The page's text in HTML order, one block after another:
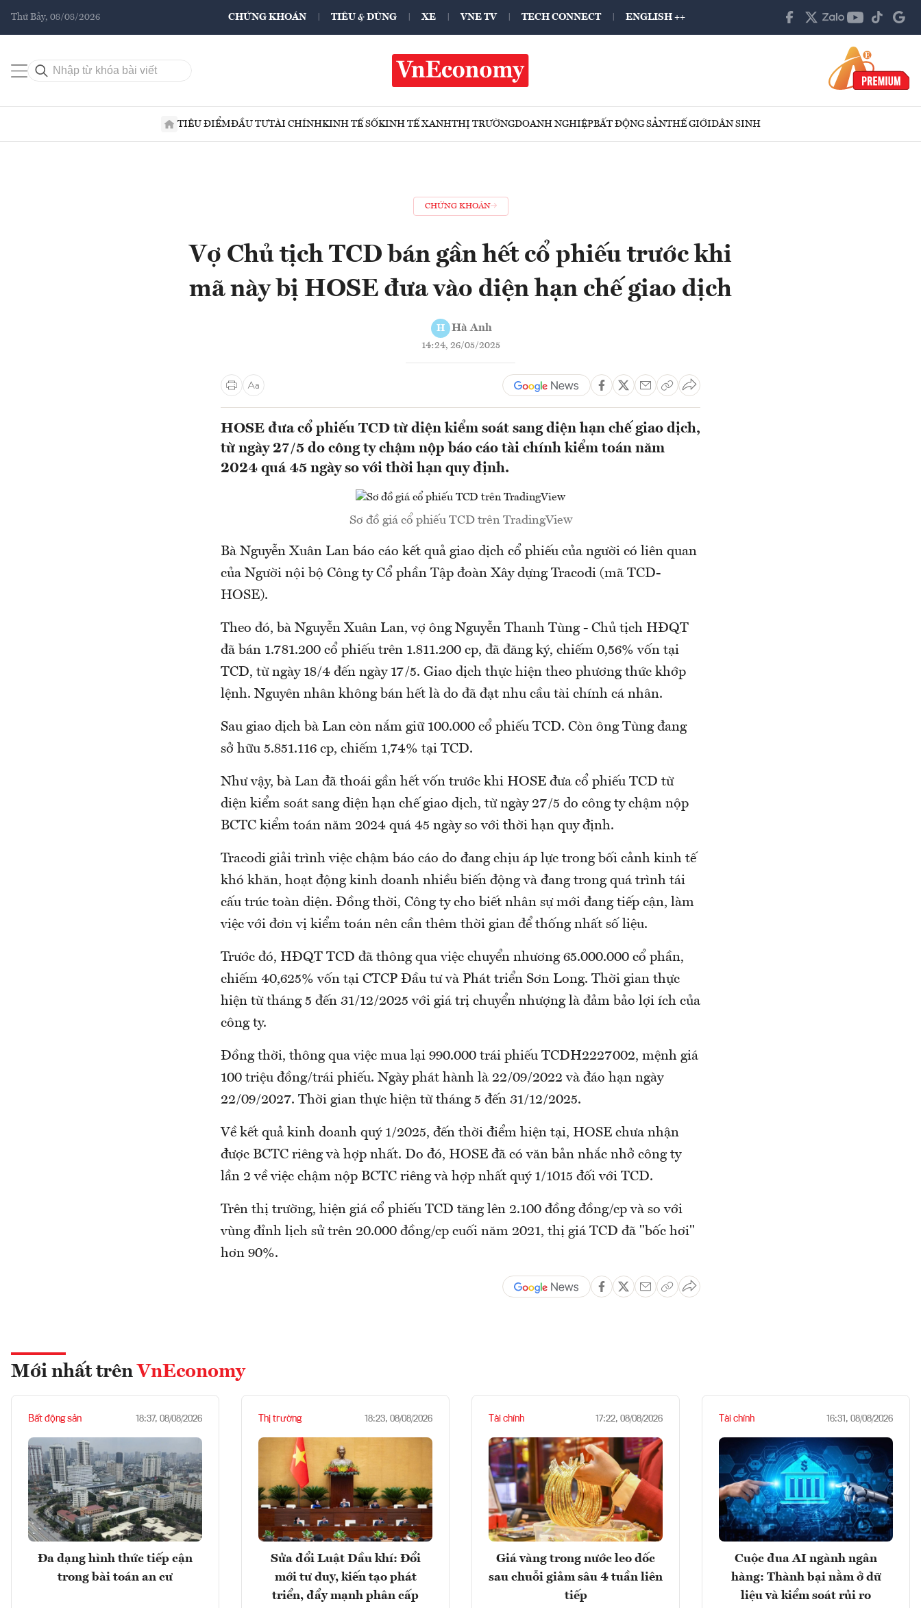
Thứ Bảy, 08/08/2026 CHỨNG KHOÁN TIÊU & DÙNG XE VNE TV TECH CONNECT ENGLISH ++
TIÊU ĐIỂMĐẦU TƯTÀI CHÍNHKINH TẾ SỐKINH TẾ XANHTHỊ TRƯỜNGDOANH NGHIỆPBẤT ĐỘNG SẢNTHẾ GIỚIDÂN SINH
CHỨNG KHOÁN
Vợ Chủ tịch TCD bán gần hết cổ phiếu trước khi
mã này bị HOSE đưa vào diện hạn chế giao dịch
H Hà Anh
14:24, 26/05/2025
HOSE đưa cổ phiếu TCD từ diện kiểm soát sang diện hạn chế giao dịch,
từ ngày 27/5 do công ty chậm nộp báo cáo tài chính kiểm toán năm
2024 quá 45 ngày so với thời hạn quy định.
Sơ đồ giá cổ phiếu TCD trên TradingView
Bà Nguyễn Xuân Lan báo cáo kết quả giao dịch cổ phiếu của người có liên quan
của Người nội bộ Công ty Cổ phần Tập đoàn Xây dựng Tracodi (mã TCD-
HOSE).
Theo đó, bà Nguyễn Xuân Lan, vợ ông Nguyễn Thanh Tùng - Chủ tịch HĐQT
đã bán 1.781.200 cổ phiếu trên 1.811.200 cp, đã đăng ký, chiếm 0,56% vốn tại
TCD, từ ngày 18/4 đến ngày 17/5. Giao dịch thực hiện theo phương thức khớp
lệnh. Nguyên nhân không bán hết là do đã đạt nhu cầu tài chính cá nhân.
Sau giao dịch bà Lan còn nắm giữ 100.000 cổ phiếu TCD. Còn ông Tùng đang
sở hữu 5.851.116 cp, chiếm 1,74% tại TCD.
Như vậy, bà Lan đã thoái gần hết vốn trước khi HOSE đưa cổ phiếu TCD từ
diện kiểm soát sang diện hạn chế giao dịch, từ ngày 27/5 do công ty chậm nộp
BCTC kiểm toán năm 2024 quá 45 ngày so với thời hạn quy định.
Tracodi giải trình việc chậm báo cáo do đang chịu áp lực trong bối cảnh kinh tế
khó khăn, hoạt động kinh doanh nhiều biến động và đang trong quá trình tái
cấu trúc toàn diện. Đồng thời, Công ty cho biết nhân sự mới đang tiếp cận, làm
việc với đơn vị kiểm toán nên cần thêm thời gian để thống nhất số liệu.
Trước đó, HĐQT TCD đã thông qua việc chuyển nhương 65.000.000 cổ phần,
chiếm 40,625% vốn tại CTCP Đầu tư và Phát triển Sơn Long. Thời gian thực
hiện từ tháng 5 đến 31/12/2025 với giá trị chuyển nhượng là đảm bảo lợi ích của
công ty.
Đồng thời, thông qua việc mua lại 990.000 trái phiếu TCDH2227002, mệnh giá
100 triệu đồng/trái phiếu. Ngày phát hành là 22/09/2022 và đáo hạn ngày
22/09/2027. Thời gian thực hiện từ tháng 5 đến 31/12/2025.
Về kết quả kinh doanh quý 1/2025, đến thời điểm hiện tại, HOSE chưa nhận
được BCTC riêng và hợp nhất. Do đó, HOSE đã có văn bản nhắc nhở công ty
lần 2 về việc chậm nộp BCTC riêng và hợp nhất quý 1/1015 đối với TCD.
Trên thị trường, hiện giá cổ phiếu TCD tăng lên 2.100 đồng đồng/cp và so với
vùng đỉnh lịch sử trên 20.000 đồng/cp cuối năm 2021, thị giá TCD đã "bốc hơi"
hơn 90%.
Mới nhất trên VnEconomy
Bất động sản 18:37, 08/08/2026
Đa dạng hình thức tiếp cận
trong bài toán an cư
Thị trường 18:23, 08/08/2026
Sửa đổi Luật Dầu khí: Đổi
mới tư duy, kiến tạo phát
triển, đẩy mạnh phân cấp
Tài chính 17:22, 08/08/2026
Giá vàng trong nước leo dốc
sau chuỗi giảm sâu 4 tuần liên
tiếp
Tài chính 16:31, 08/08/2026
Cuộc đua AI ngành ngân
hàng: Thành bại nằm ở dữ
liệu và kiểm soát rủi ro